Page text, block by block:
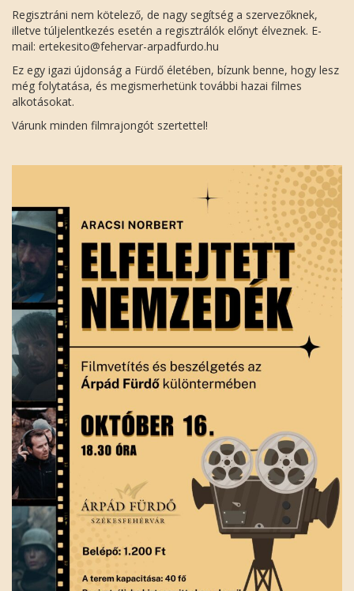
Regisztráni nem kötelező, de nagy segítség a szervezőknek,
illetve túljelentkezés esetén a regisztrálók előnyt élveznek. E-
mail: ertekesito@fehervar-arpadfurdo.hu
Ez egy igazi újdonság a Fürdő életében, bízunk benne, hogy lesz
még folytatása, és megismerhetünk további hazai filmes
alkotásokat.
Várunk minden filmrajongót szertettel!